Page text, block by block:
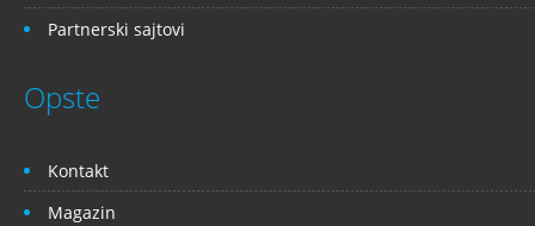
Partnerski sajtovi
Opste
Kontakt
Magazin